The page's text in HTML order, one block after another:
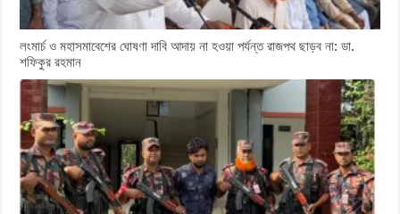
লংমার্চ ও মহাসমাবেশের ঘোষণা দাবি আদায় না হওয়া পর্যন্ত রাজপথ ছাড়ব না: ডা.
শফিকুর রহমান